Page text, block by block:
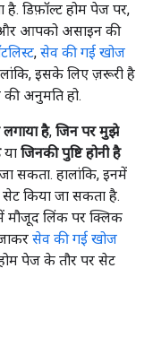
है. डिफ़ॉल्ट होम पेज पर,
आपको असाइन की
, सेव की गई खोज
इसके लिए ज़रूरी है
अनुमति हो.
लगाया है, जिन पर मुझे
या जिनकी पुष्टि होनी है
सकता. हालांकि, इनमें
किया जा सकता है.
मौजूद लिंक पर क्लिक
सेव की गई खोज
पेज के तौर पर सेट